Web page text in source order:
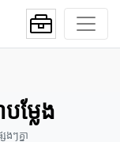
លែង
ៗគ្នា